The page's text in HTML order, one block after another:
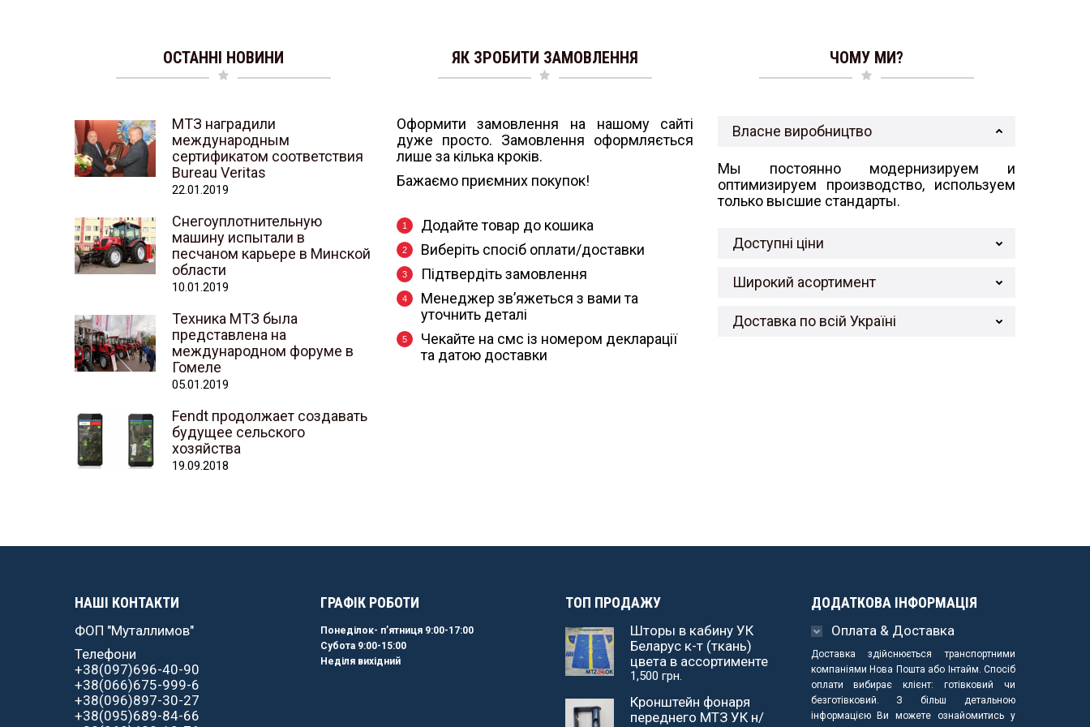
ОСТАННІ НОВИНИ
МТЗ наградили
международным
сертификатом соответствия
Bureau Veritas
22.01.2019
Снегоуплотнительную
машину испытали в
песчаном карьере в Минской
области
10.01.2019
Техника МТЗ была
представлена на
международном форуме в
Гомеле
05.01.2019
Fendt продолжает создавать
будущее сельского
хозяйства
19.09.2018
ЯК ЗРОБИТИ ЗАМОВЛЕННЯ
Оформити замовлення на нашому сайті
дуже просто. Замовлення оформляється
лише за кілька кроків.
Бажаємо приємних покупок!
Додайте товар до кошика
Виберіть спосіб оплати/доставки
Підтвердіть замовлення
Менеджер зв’яжеться з вами та
уточнить деталі
Чекайте на смс із номером декларації
та датою доставки
ЧОМУ МИ?
Власне виробництво
Мы постоянно модернизируем и
оптимизируем производство, используем
только высшие стандарты.
Доступні ціни
Широкий асортимент
Доставка по всій Україні
НАШІ КОНТАКТИ
ФОП "Муталлимов"
Телефони
+38(097)696-40-90
+38(066)675-999-6
+38(096)897-30-27
+38(095)689-84-66
ГРАФІК РОБОТИ
Понеділок- пʼятниця 9:00-17:00
Субота 9:00-15:00
Неділя вихідний
ТОП ПРОДАЖУ
Шторы в кабину УК
Беларус к-т (ткань)
цвета в ассортименте
1,500 грн.
Кронштейн фонаря
переднего МТЗ УК н/
ДОДАТКОВА ІНФОРМАЦІЯ
Оплата & Доставка
Доставка здійснюється транспортними
компаніями Нова Пошта або Інтайм. Спосіб
оплати вибирає клієнт: готівковий чи
безготівковий. З більш детальною
інформацією Ви можете ознайомитись у